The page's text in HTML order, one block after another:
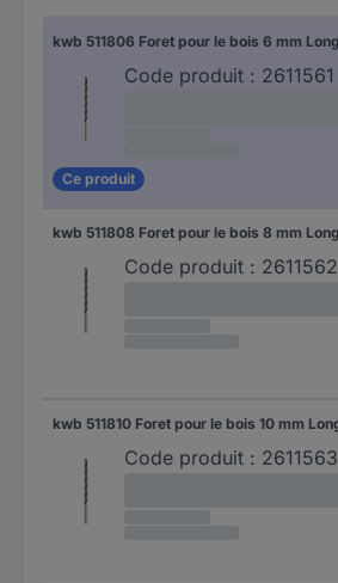
Code produit : 2611561
Ce produit
Code produit : 2611562
Code produit : 2611563